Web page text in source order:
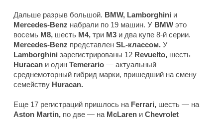
Дальше разрыв большой. BMW, Lamborghini и
Mercedes-Benz набрали по 19 машин. У BMW это
восемь M8, шесть M4, три M3 и два купе 8-й серии.
Mercedes-Benz представлен SL-классом. У
Lamborghini зарегистрированы 12 Revuelto, шесть
Huracan и один Temerario — актуальный
среднемоторный гибрид марки, пришедший на смену
семейству Huracan.
Еще 17 регистраций пришлось на Ferrari, шесть — на
Aston Martin, по две — на McLaren и Chevrolet